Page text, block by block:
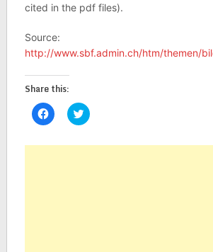
cited in the pdf files).
Source:
http://www.sbf.admin.ch/htm/themen/
Share this:
Click
to
Facebook
Click
to
Twitter